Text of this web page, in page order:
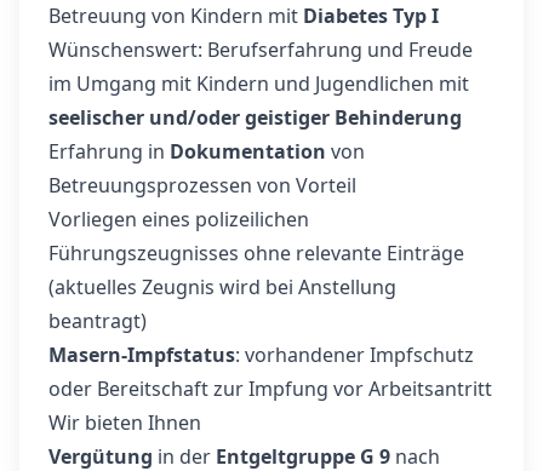
Betreuung von Kindern mit Diabetes Typ I
Wünschenswert: Berufserfahrung und Freude
im Umgang mit Kindern und Jugendlichen mit
seelischer und/oder geistiger Behinderung
Erfahrung in Dokumentation von
Betreuungsprozessen von Vorteil
Vorliegen eines polizeilichen
Führungszeugnisses ohne relevante Einträge
(aktuelles Zeugnis wird bei Anstellung
beantragt)
Masern-Impfstatus: vorhandener Impfschutz
oder Bereitschaft zur Impfung vor Arbeitsantritt
Wir bieten Ihnen
Vergütung in der Entgeltgruppe G 9 nach